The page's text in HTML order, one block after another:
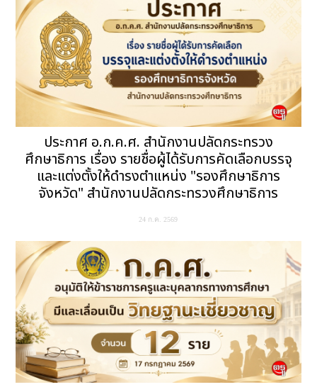
ประกาศ อ.ก.ค.ศ. สำนักงานปลัดกระทรวง
ศึกษาธิการ เรื่อง รายชื่อผู้ได้รับการคัดเลือกบรรจุ
และแต่งตั้งให้ดำรงตำแหน่ง "รองศึกษาธิการ
จังหวัด" สำนักงานปลัดกระทรวงศึกษาธิการ
24 ก.ค. 2569